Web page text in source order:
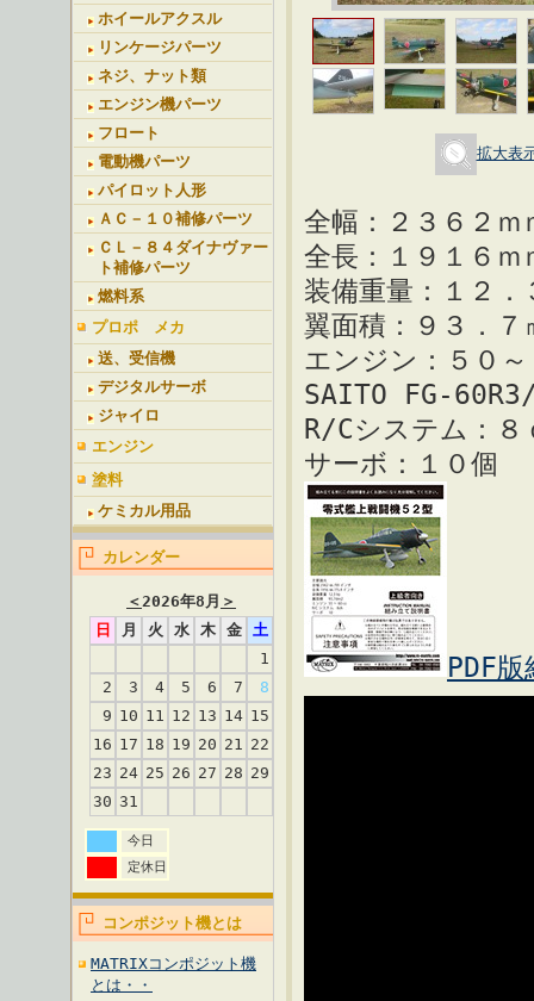
ホイールアクスル
リンケージパーツ
ネジ、ナット類
エンジン機パーツ
フロート
電動機パーツ
パイロット人形
ＡＣ－１０補修パーツ
ＣＬ－８４ダイナヴァー
ト補修パーツ
燃料系
プロポ メカ
送、受信機
デジタルサーボ
ジャイロ
エンジン
塗料
ケミカル用品
カレンダー
＜2026年8月 ＞
日
月 火 水 木 金
土
1
2
3 4 5 6 7
8
9 10 11 12 13 14 15
16 17 18 19 20 21 22
23 24 25 26 27 28 29
30 31
今日
定休日
コンポジット機とは
MATRIXコンポジット機
とは・・
拡大表
全幅：２３６２ｍ
全長：１９１６ｍ
装備重量：１２．
翼面積：９３．７
エンジン：５０
SAITO FG-
R/Cシステム：８
サーボ：１０個
PDF